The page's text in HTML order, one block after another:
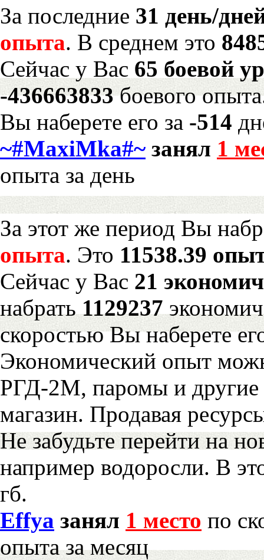
За последние 31 день/
опыта. В среднем это
Сейчас у Вас 65 боевой
-436663833боевого
Вы наберете его за -514
~#MaxiMka#~ занял 1
опыта за день
За этот же период Вы
опыта. Это 11538.39
Сейчас у Вас 21
набрать1129237
скоростью Вы наберете
Экономический опыт
РГД-2М, паромы и другие
магазин. Продавая
Не забудьте перейти на
например водоросли. В
гб.
Effya занял 1 место по
опыта за месяц